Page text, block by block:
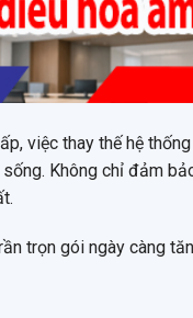
việc thay thế hệ
Không chỉ đảm
trọn gói ngày càng